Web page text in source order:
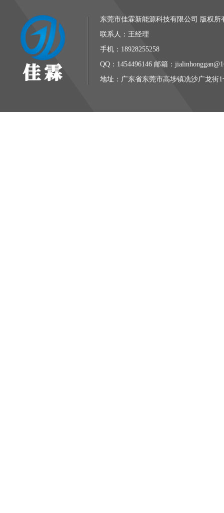
东莞市佳霖新能源科技有限公司 版权
联系人：王经理
手机：18928255258
QQ：1454496146 邮箱：
地址：广东省东莞市高埗镇冼沙广龙街1